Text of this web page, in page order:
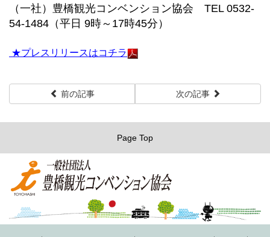
（一社）豊橋観光コンベンション協会 TEL 0532‐
54‐1484（平日 9時～17時45分）
★プレスリリースはコチラ
前の記事 次の記事
Page Top